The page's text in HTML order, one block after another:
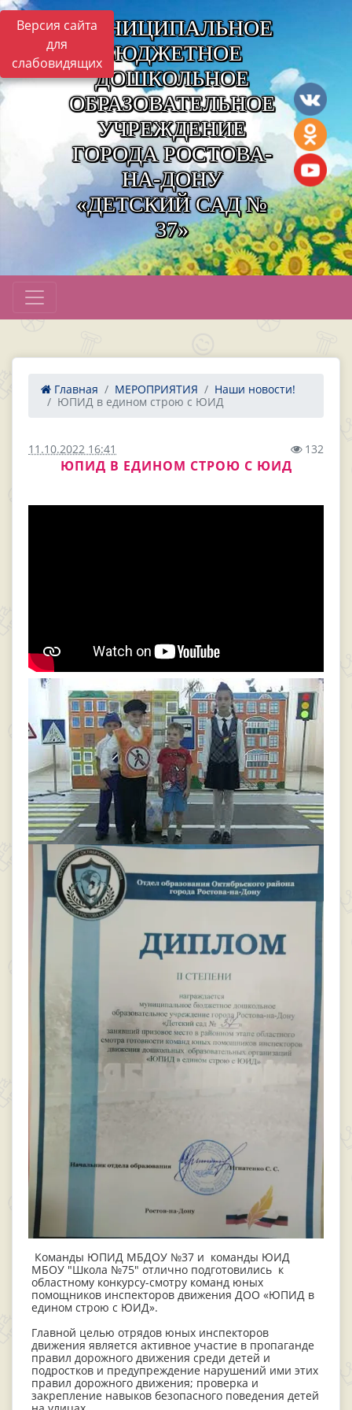
Версия сайта
для
слабовидящих
МУНИЦИПАЛЬНОЕ
БЮДЖЕТНОЕ
ДОШКОЛЬНОЕ
ОБРАЗОВАТЕЛЬНОЕ
УЧРЕЖДЕНИЕ
ГОРОДА РОСТОВА-
НА-ДОНУ
«ДЕТСКИЙ САД №
37»
Главная МЕРОПРИЯТИЯ
Наши новости!
ЮПИД в едином строю с ЮИД
11.10.2022 16:41 132
ЮПИД В ЕДИНОМ СТРОЮ С ЮИД
Команды ЮПИД МБДОУ №37 и команды ЮИД
МБОУ "Школа №75" отлично подготовились к
областному конкурсу-смотру команд юных
помощников инспекторов движения ДОО «ЮПИД в
едином строю с ЮИД».
Главной целью отрядов юных инспекторов
движения является активное участие в пропаганде
правил дорожного движения среди детей и
подростков и предупреждение нарушений ими этих
правил дорожного движения; проверка и
закрепление навыков безопасного поведения детей